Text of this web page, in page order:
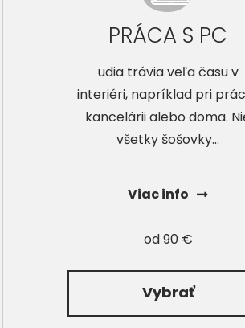
PRÁCA S PC
udia trávia veľa času v
interiéri, napríklad pri
kancelárii alebo doma.
všetky šošovky...
Viac info
od 90 €
Vybrať